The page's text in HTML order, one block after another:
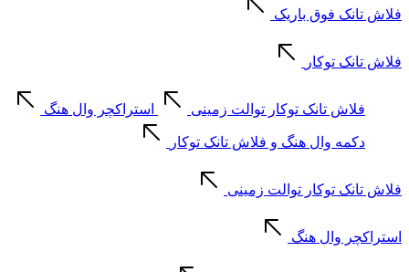
فلاش تانک فوق باریک
فلاش تانک توکار
فلاش تانک توکار توالت زمینی استراکچر وال هنگ
دکمه وال هنگ و فلاش تانک توکار
فلاش تانک توکار توالت زمینی
استراکچر وال هنگ